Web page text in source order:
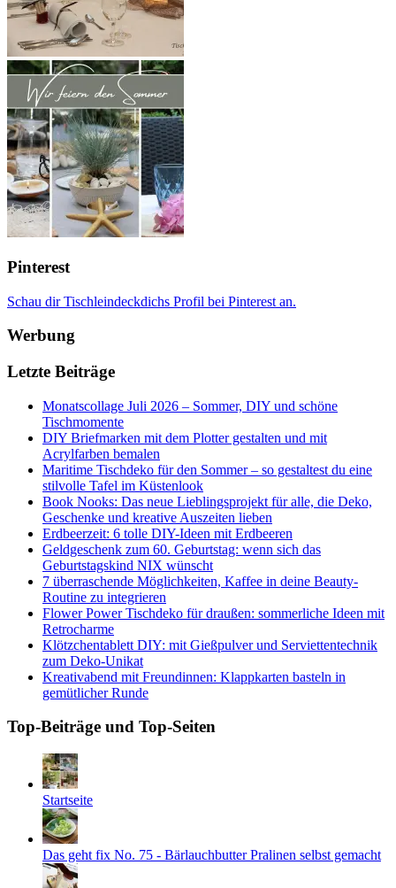
Pinterest
Schau dir Tischleindeckdichs Profil bei Pinterest an.
Werbung
Letzte Beiträge
Monatscollage Juli 2026 – Sommer, DIY und schöne
Tischmomente
DIY Briefmarken mit dem Plotter gestalten und mit
Acrylfarben bemalen
Maritime Tischdeko für den Sommer – so gestaltest du eine
stilvolle Tafel im Küstenlook
Book Nooks: Das neue Lieblingsprojekt für alle, die Deko,
Geschenke und kreative Auszeiten lieben
Erdbeerzeit: 6 tolle DIY-Ideen mit Erdbeeren
Geldgeschenk zum 60. Geburtstag: wenn sich das
Geburtstagskind NIX wünscht
7 überraschende Möglichkeiten, Kaffee in deine Beauty-
Routine zu integrieren
Flower Power Tischdeko für draußen: sommerliche Ideen mit
Retrocharme
Klötzchentablett DIY: mit Gießpulver und Serviettentechnik
zum Deko-Unikat
Kreativabend mit Freundinnen: Klappkarten basteln in
gemütlicher Runde
Top-Beiträge und Top-Seiten
Startseite
Das geht fix No. 75 - Bärlauchbutter Pralinen selbst gemacht